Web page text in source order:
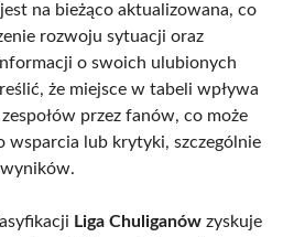
jest na bieżąco aktualizowana, co
rozwoju sytuacji oraz
o swoich ulubionych
że miejsce w tabeli wpływa
przez fanów, co może
wsparcia lub krytyki, szczególnie
wyników.
Liga Chuliganów zyskuje